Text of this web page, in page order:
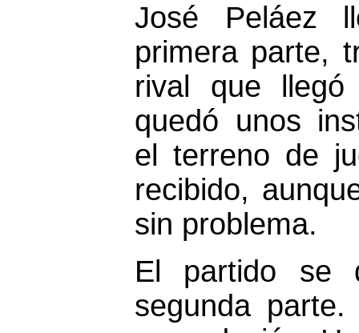
José Peláez
primera parte,
rival que llegó
quedó unos
el terreno de
recibido,
sin problema.
El partido se
segunda